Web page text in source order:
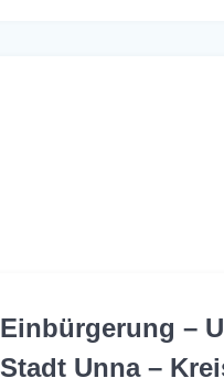
Einbürgerung –
Stadt Unna –